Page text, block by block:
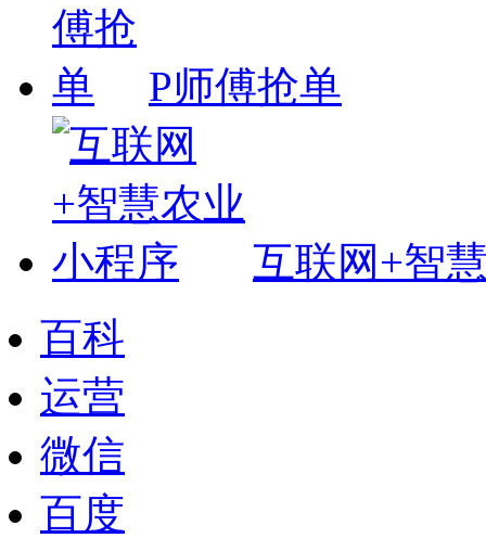
P师傅抢单
互联网+智
百科
运营
微信
百度